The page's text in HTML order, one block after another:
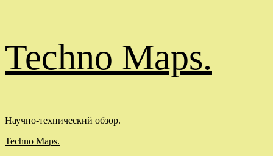
к
содержимому
Techno Maps.
Научно-технический обзор.
Основное
Techno Maps.